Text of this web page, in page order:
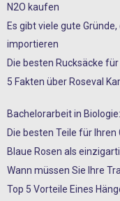
N2O kaufen
Es gibt viele gute
importieren
Die besten Rucksäcke
5 Fakten über Roseval
Bachelorarbeit in
Die besten Teile für Ihren
Blaue Rosen als
Wann müssen Sie Ihre
Top 5 Vorteile Eines